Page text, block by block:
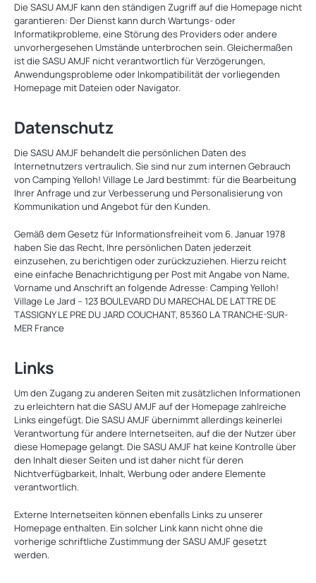
Die SASU AMJF kann den ständigen Zugriff auf die Homepage nicht
garantieren: Der Dienst kann durch Wartungs- oder
Informatikprobleme, eine Störung des Providers oder andere
unvorhergesehen Umstände unterbrochen sein. Gleichermaßen
ist die SASU AMJF nicht verantwortlich für Verzögerungen,
Anwendungsprobleme oder Inkompatibilität der vorliegenden
Homepage mit Dateien oder Navigator.
Datenschutz
Die SASU AMJF behandelt die persönlichen Daten des
Internetnutzers vertraulich. Sie sind nur zum internen Gebrauch
von Camping Yelloh! Village Le Jard bestimmt: für die Bearbeitung
Ihrer Anfrage und zur Verbesserung und Personalisierung von
Kommunikation und Angebot für den Kunden.
Gemäß dem Gesetz für Informationsfreiheit vom 6. Januar 1978
haben Sie das Recht, Ihre persönlichen Daten jederzeit
einzusehen, zu berichtigen oder zurückzuziehen. Hierzu reicht
eine einfache Benachrichtigung per Post mit Angabe von Name,
Vorname und Anschrift an folgende Adresse: Camping Yelloh!
Village Le Jard – 123 BOULEVARD DU MARECHAL DE LATTRE DE
TASSIGNY LE PRE DU JARD COUCHANT, 85360 LA TRANCHE-SUR-
MER France
Links
Um den Zugang zu anderen Seiten mit zusätzlichen Informationen
zu erleichtern hat die SASU AMJF auf der Homepage zahlreiche
Links eingefügt. Die SASU AMJF übernimmt allerdings keinerlei
Verantwortung für andere Internetseiten, auf die der Nutzer über
diese Homepage gelangt. Die SASU AMJF hat keine Kontrolle über
den Inhalt dieser Seiten und ist daher nicht für deren
Nichtverfügbarkeit, Inhalt, Werbung oder andere Elemente
verantwortlich.
Externe Internetseiten können ebenfalls Links zu unserer
Homepage enthalten. Ein solcher Link kann nicht ohne die
vorherige schriftliche Zustimmung der SASU AMJF gesetzt
werden.